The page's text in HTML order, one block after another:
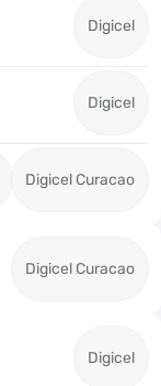
Digicel
Digicel
Digicel Curacao
Digicel Curacao
Digicel